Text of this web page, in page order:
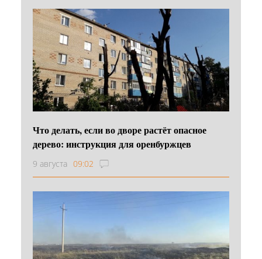
Что делать, если во дворе растёт опасное
дерево: инструкция для оренбуржцев
9 августа 09:02